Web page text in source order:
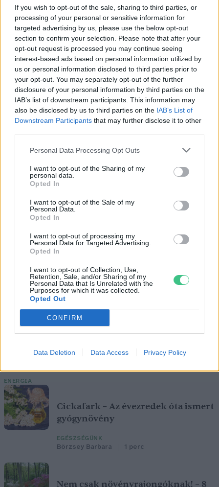
If you wish to opt-out of the sale, sharing to third parties, or
processing of your personal or sensitive information for
targeted advertising by us, please use the below opt-out
section to confirm your selection. Please note that after your
opt-out request is processed you may continue seeing
interest-based ads based on personal information utilized by
us or personal information disclosed to third parties prior to
your opt-out. You may separately opt-out of the further
disclosure of your personal information by third parties on the
IAB’s list of downstream participants. This information may
also be disclosed by us to third parties on the IAB’s List of
Downstream Participants that may further disclose it to other
Personal Data Processing Opt Outs
I want to opt-out of the Sharing of my
personal data.
Opted In
I want to opt-out of the Sale of my
Personal Data.
Opted In
I want to opt-out of processing my
Personal Data for Targeted Advertising.
Opted In
I want to opt-out of Collection, Use,
Retention, Sale, and/or Sharing of my
Personal Data that Is Unrelated with the
Purposes for which it was collected.
Opted Out
CONFIRM
Data Deletion Data Access Privacy Policy
Britanniát is
SZEMLE
Elképesztő felvétel mutatja meg,
mekkora a különbség az áradó és a
kiszáradó Duna között
ÉLŐ BOLYGÓNK
Még Paks kiesését is áthidalhatná a
megfelelő energiatárolás
ENERGIA
Cickafark – Az évezredek óta ismert
gyógynövény
EGÉSZSÉGÜNK
Börzsey Barbara 1 perc
Nem csak növényrajongóknak! – 8